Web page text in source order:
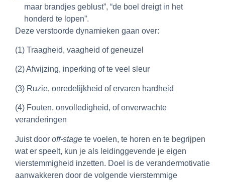
maar brandjes geblust”, “de boel dreigt in het
honderd te lopen”.
Deze verstoorde dynamieken gaan over:
(1) Traagheid, vaagheid of geneuzel
(2) Afwijzing, inperking of te veel sleur
(3) Ruzie, onredelijkheid of ervaren hardheid
(4) Fouten, onvolledigheid, of onverwachte
veranderingen
Juist door off-stage te voelen, te horen en te begrijpen
wat er speelt, kun je als leidinggevende je eigen
vierstemmigheid inzetten. Doel is de verandermotivatie
aanwakkeren door de volgende vierstemmige